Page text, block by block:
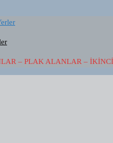
– PLAK ALANLAR –